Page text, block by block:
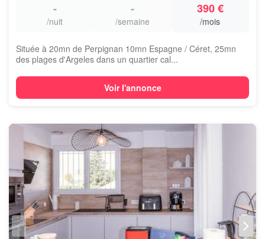
-
/nuit
-
/semaine
390 €
/mois
Située à 20mn de Perpignan 10mn Espagne / Céret, 25mn
des plages d'Argeles dans un quartier cal...
Voir l'annonce